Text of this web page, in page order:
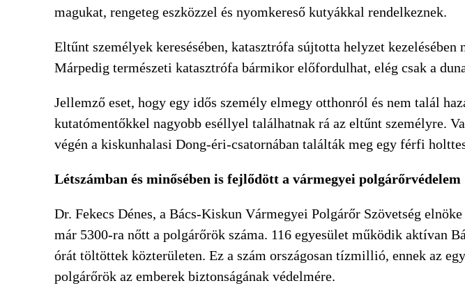
magukat, rengeteg eszközzel és nyomkereső kutyákkal rendelkeznek.
Eltűnt személyek keresésében, katasztrófa sújtotta helyzet
Márpedig természeti katasztrófa bármikor előfordulhat, elég csak a
Jellemző eset, hogy egy idős személy elmegy otthonról és nem talál
kutatómentőkkel nagyobb eséllyel találhatnak rá az eltűnt személyre.
végén a kiskunhalasi Dong-éri-csatornában találták meg egy férfi
Létszámban és minősében is fejlődött a vármegyei polgárőrvédelem
Dr. Fekecs Dénes, a Bács-Kiskun Vármegyei Polgárőr Szövetség
már 5300-ra nőtt a polgárőrök száma. 116 egyesület működik aktívan
órát töltöttek közterületen. Ez a szám országosan tízmillió, ennek az
polgárőrök az emberek biztonságának védelmére.